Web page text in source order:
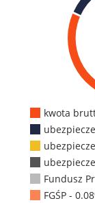
kwota
Fundusz
FGŚP -